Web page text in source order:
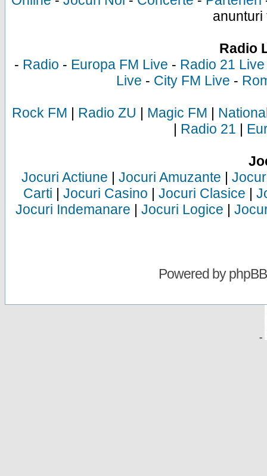
anunturi
Radio
- Radio - Europa FM Live - Radio 21 Live
Live - City FM Live -
Rock FM | Radio ZU | Magic FM |
| Radio 21 |
Jocuri Actiune | Jocuri Amuzante |
Carti | Jocuri Casino | Jocuri Clasice |
Jocuri Indemanare | Jocuri Logice |
Powered byphpBB
-